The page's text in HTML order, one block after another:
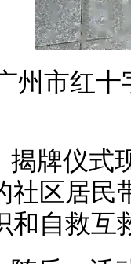
州市红
揭牌仪式
社区居民
和自救互